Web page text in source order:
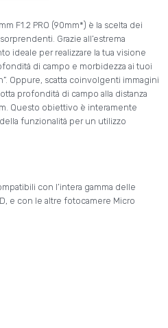
F1.2 PRO (90mm*) è la scelta dei
Grazie all’estrema
ideale per realizzare la tua visione
di campo e morbidezza ai tuoi
Oppure, scatta coinvolgenti immagini
profondità di campo alla distanza
Questo obiettivo è interamente
funzionalità per un utilizzo
con l’intera gamma delle
e con le altre fotocamere Micro